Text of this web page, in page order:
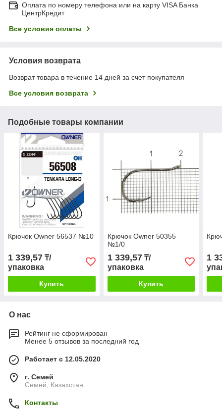
Оплата по номеру телефона или на карту VISA Банка
ЦентрКредит
Все условия оплаты
Условия возврата
Возврат товара в течение 14 дней за счет покупателя
Все условия возврата
Подобные товары компании
Крючок Owner 56537 №10
1 339,57 ₸/
упаковка
Купить
Крючок Owner 50355
№1/0
1 339,57₸/
упаковка
Купить
1
О нас
Рейтинг не сформирован
Менее 5 отзывов за последний год
Работает с 12.05.2020
г. Семей
Семей, Казахстан
Контакты